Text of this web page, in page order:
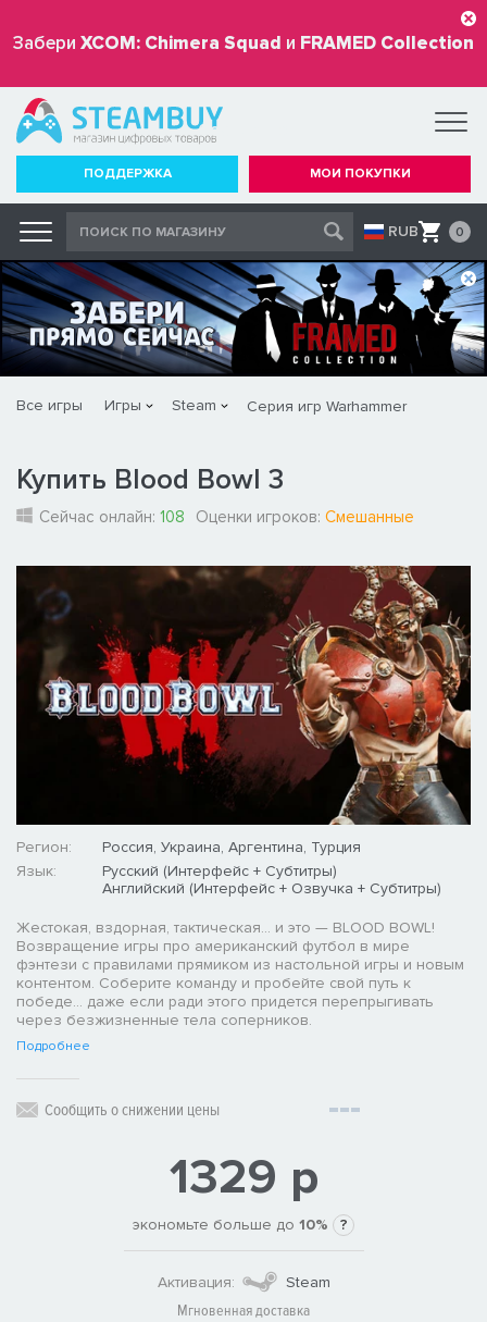
Забери XCOM: Chimera Squad и FRAMED Collection
бесплатно
ПОДДЕРЖКА МОИ ПОКУПКИ
RUB 0
Все игры Игры Steam Серия игр Warhammer
Купить Blood Bowl 3
Сейчас онлайн: 108 Оценки игроков: Смешанные
Регион:
Россия, Украина, Аргентина, Турция
Язык:
Русский (Интерфейс + Субтитры)
Английский (Интерфейс + Озвучка + Субтитры)
Жестокая, вздорная, тактическая... и это — BLOOD BOWL!
Возвращение игры про американский футбол в мире
фэнтези с правилами прямиком из настольной игры и новым
контентом. Соберите команду и пробейте свой путь к
победе... даже если ради этого придется перепрыгивать
через безжизненные тела соперников.
Подробнее
Сообщить о снижении цены
1329 р
экономьте больше до 10% ?
Активация:
Steam
Мгновенная доставка